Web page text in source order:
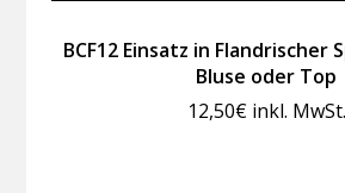
BCF12 Einsatz in Flandrischer
Bluse oder Top
12,50€ inkl. MwSt.